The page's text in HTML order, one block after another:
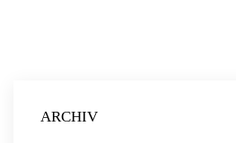
Weitere Infos und
ARCHIV